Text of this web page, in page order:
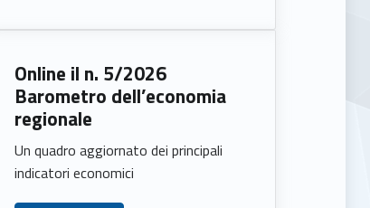
Online il n. 5/2026
Barometro dell’economia
regionale
Un quadro aggiornato dei principali
indicatori economici